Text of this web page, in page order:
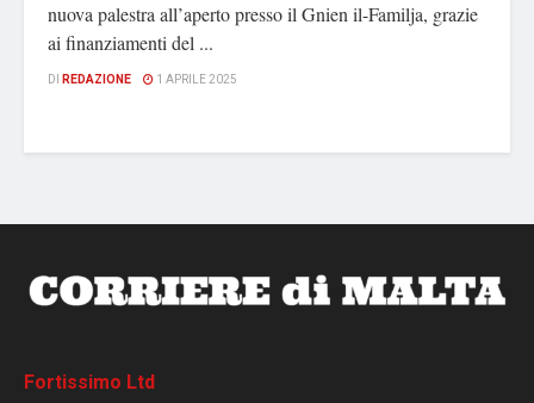
nuova palestra all’aperto presso il Gnien il-Familja, grazie
ai finanziamenti del ...
DI REDAZIONE 1 APRILE 2025
Fortissimo Ltd